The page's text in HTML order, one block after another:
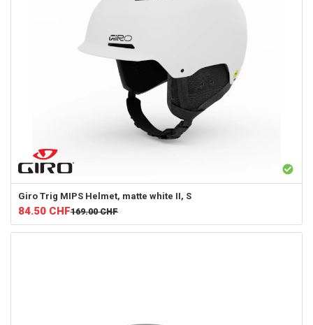
Giro Trig MIPS Helmet, matte white II, S
84.50 CHF169.00 CHF